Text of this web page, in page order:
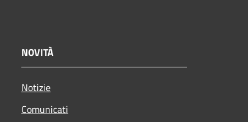
NOVITÀ
Notizie
Comunicati